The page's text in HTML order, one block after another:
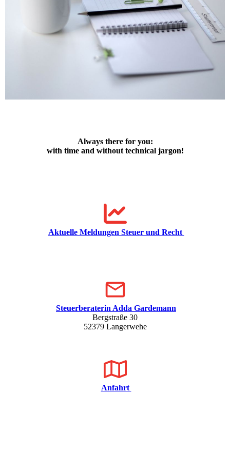
Always there for you:
with time and without technical jargon!
Aktuelle Meldungen Steuer und Recht
Steuerberaterin Adda Gardemann
Bergstraße 30
52379 Langerwehe
Anfahrt